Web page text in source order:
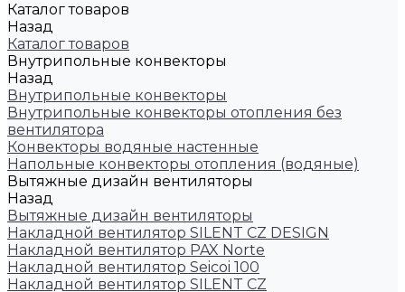
Каталог товаров
Назад
Каталог товаров
Внутрипольные конвекторы
Назад
Внутрипольные конвекторы
Внутрипольные конвекторы отопления без
вентилятора
Конвекторы водяные настенные
Напольные конвекторы отопления (водяные)
Вытяжные дизайн вентиляторы
Назад
Вытяжные дизайн вентиляторы
Накладной вентилятор SILENT CZ DESIGN
Накладной вентилятор PAX Norte
Накладной вентилятор Seicoi 100
Накладной вентилятор SILENT CZ